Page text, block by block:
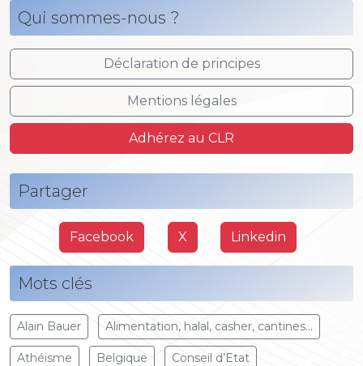
Qui sommes-nous ?
Déclaration de principes
Mentions légales
Adhérez au CLR
Partager
Facebook X Linkedin
Mots clés
Alain Bauer Alimentation, halal, casher, cantines...
Athéisme Belgique Conseil d’Etat